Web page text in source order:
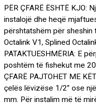
PËR ÇFARË ËSHTË KJO:
instalojë dhe heqë
përshtatshëm për sheshin
Octalink V1, Splined
PATAKTUESHMËRIA: E
poshtëm të fishekut me
ÇFARË PAJTOHET ME
çelës lëvizëse 1/2” ose
mm. Për instalim më të